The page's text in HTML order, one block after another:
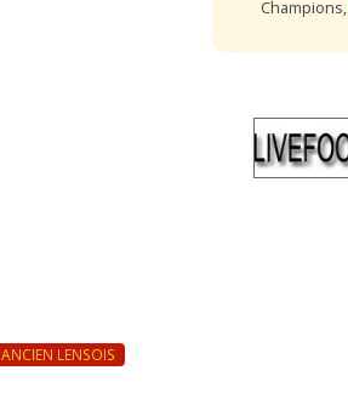
ANCIEN LENSOIS
Champions,